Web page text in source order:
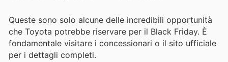
Queste sono solo alcune delle incredibili opportunità
che Toyota potrebbe riservare per il Black Friday. È
fondamentale visitare i concessionari o il sito ufficiale
per i dettagli completi.